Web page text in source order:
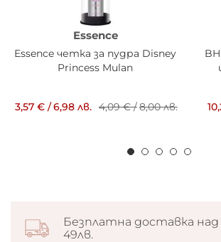
Essence
Essence четка за пудра Disney
Princess Mulan
3,57 €/6,98 лв. 4,09 €/8,00 лв.
Безплатна доставка над
49лв.